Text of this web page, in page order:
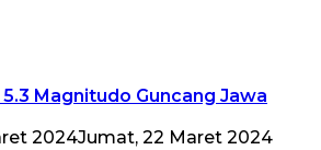
Magnitudo Guncang Jawa
2024Jumat, 22 Maret 2024